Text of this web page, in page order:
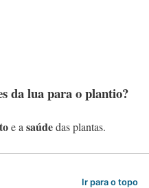
da lua para o plantio?
e a saúdedas plantas.
Ir para o topo